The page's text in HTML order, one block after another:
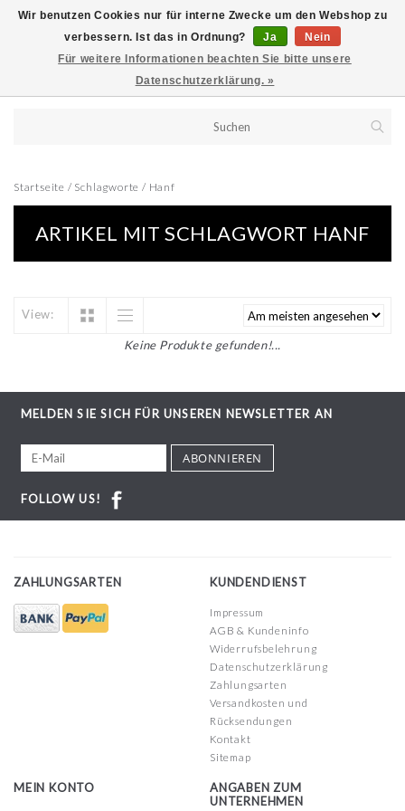
Startseite / Schlagworte / Hanf
ARTIKEL MIT SCHLAGWORT HANF
View:
Keine Produkte gefunden!...
MELDEN SIE SICH FÜR UNSEREN NEWSLETTER AN
ABONNIEREN
FOLLOW US!
ZAHLUNGSARTEN KUNDENDIENST
Impressum
AGB & Kundeninfo
Widerrufsbelehrung
Datenschutzerklärung
Zahlungsarten
Versandkosten und
Rücksendungen
Kontakt
Sitemap
MEIN KONTO
ANGABEN ZUM
UNTERNEHMEN
Wir benutzen Cookies nur für interne Zwecke um den Webshop zu
verbessern. Ist das in Ordnung?
Ja
Nein
Für weitere Informationen beachten Sie bitte unsere
Datenschutzerklärung. »